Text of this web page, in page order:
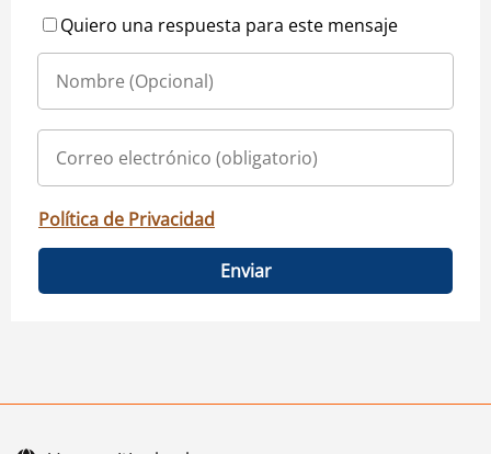
Quiero una respuesta para este mensaje
Política de Privacidad
Enviar